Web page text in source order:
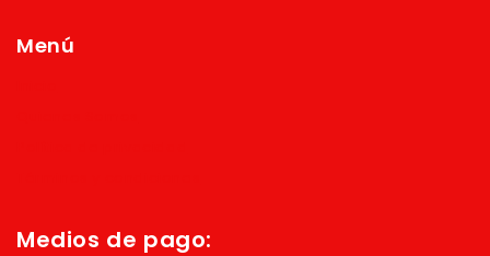
Menú
Medios de pago: